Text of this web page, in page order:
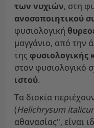
των νυχιών, στη
ανοσοποιητικού
φυσιολογική
μαγγάνιο, από την
της φυσιολογικής
στον φυσιολογικό
ιστού.
Τα δισκία
(Helichrysum
αθανασίας", είναι